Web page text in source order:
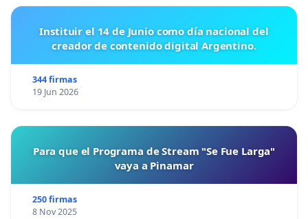
Instituir el 14 de Junio como día nacional del
creador de contenido digital Argentino.
344 firmas
19 Jun 2026
Para que el Programa de Stream "Se Fue Larga"
vaya a Pinamar
250 firmas
8 Nov 2025